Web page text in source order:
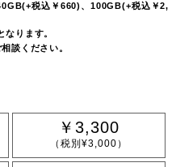
税込￥660)、100GB(+税込￥2,
ります。
談ください。
￥3,300
（税別¥3,000）